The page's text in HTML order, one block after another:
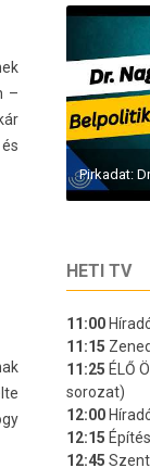
–
Pirkadat:
HETI TV